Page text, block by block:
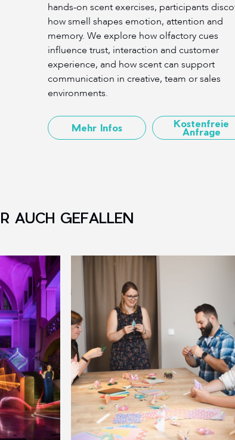
hands-on scent exercises, participants
how smell shapes emotion, attention and
memory. We explore how olfactory cues
influence trust, interaction and customer
experience, and how scent can support
communication in creative, team or sales
environments.
Mehr Infos Kostenfreie
Anfrage
AUCH GEFALLEN